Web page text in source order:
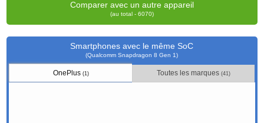
Comparer avec un autre appareil
(au total - 6070)
Smartphones avec le même SoC
(Qualcomm Snapdragon 8 Gen 1)
OnePlus (1) Toutes les marques(41)